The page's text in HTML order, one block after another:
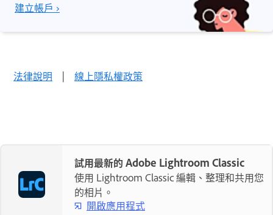
建立帳戶 ›
法律說明 | 線上隱私權政策
試用最新的 Adobe Lightroom Classic
使用 Lightroom Classic 編輯、整理和共用您
的相片。
開啟應用程式